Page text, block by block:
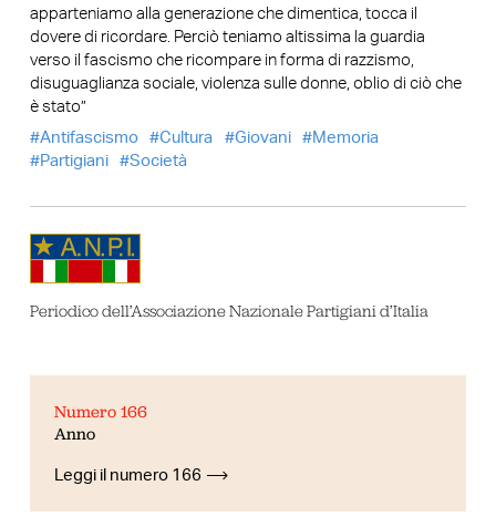
apparteniamo alla generazione che dimentica, tocca il
dovere di ricordare. Perciò teniamo altissima la guardia
verso il fascismo che ricompare in forma di razzismo,
disuguaglianza sociale, violenza sulle donne, oblio di ciò che
è stato”
Antifascismo
Cultura Giovani
Memoria
Partigiani
Società
Periodico dell’Associazione Nazionale Partigiani d’Italia
Numero 166
Anno
Leggi il numero 166